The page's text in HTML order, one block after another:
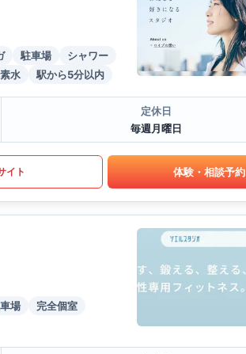
駐車場
シャワー
水 駅から5分以内
定休日
毎週月曜日
イト 体験・相談予約
場
完全個室